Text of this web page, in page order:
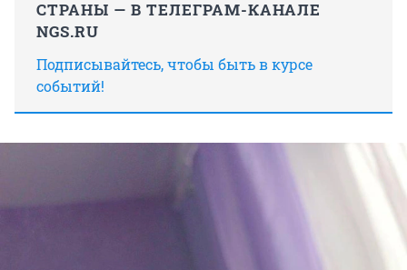
СТРАНЫ — В ТЕЛЕГРАМ-КАНАЛЕ
NGS.RU
Подписывайтесь, чтобы быть в курсе
событий!